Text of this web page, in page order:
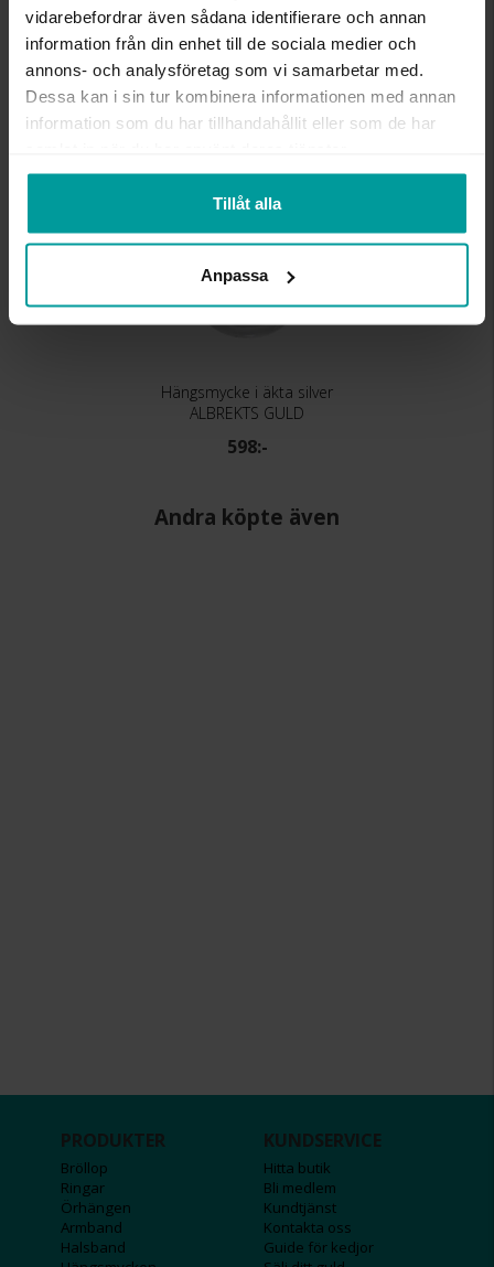
vidarebefordrar även sådana identifierare och annan
information från din enhet till de sociala medier och
annons- och analysföretag som vi samarbetar med.
Dessa kan i sin tur kombinera informationen med annan
information som du har tillhandahållit eller som de har
Tillåt alla
Anpassa
Liknande produkter
Hängsmycke i äkta silver
ALBREKTS GULD
598:-
Andra köpte även
PRODUKTER
Bröllop
Ringar
Örhängen
Armband
Halsband
KUNDSERVICE
Hitta butik
Bli medlem
Kundtjänst
Kontakta oss
Guide för kedjor